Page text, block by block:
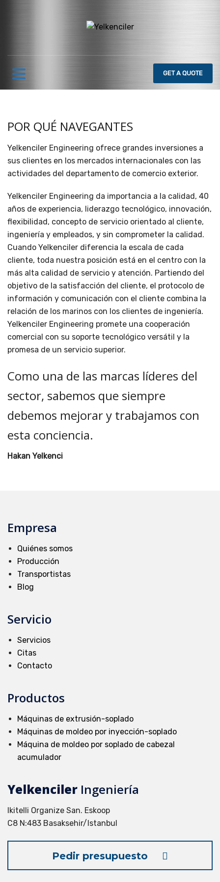
GETA QUOTE
POR QUÉ NAVEGANTES
Yelkenciler Engineering ofrece grandes inversiones a
sus clientes en los mercados internacionales con las
actividades del departamento de comercio exterior.
Yelkenciler Engineering da importancia a la calidad, 40
años de experiencia, liderazgo tecnológico, innovación,
flexibilidad, concepto de servicio orientado al cliente,
ingeniería y empleados, y sin comprometer la calidad.
Cuando Yelkenciler diferencia la escala de cada
cliente, toda nuestra posición está en el centro con la
más alta calidad de servicio y atención. Partiendo del
objetivo de la satisfacción del cliente, el protocolo de
información y comunicación con el cliente combina la
relación de los marinos con los clientes de ingeniería.
Yelkenciler Engineering promete una cooperación
comercial con su soporte tecnológico versátil y la
promesa de un servicio superior.
Como una de las marcas líderes del
sector, sabemos que siempre
debemos mejorar y trabajamos con
esta conciencia.
Hakan Yelkenci
Empresa
Quiénes somos
Producción
Transportistas
Blog
Servicio
Servicios
Citas
Contacto
Productos
Máquinas de extrusión-soplado
Máquinas de moldeo por inyección-soplado
Máquina de moldeo por soplado de cabezal
acumulador
Yelkenciler Ingeniería
Ikitelli Organize San. Eskoop
C8 N:483 Basaksehir/Istanbul
Pedir presupuesto